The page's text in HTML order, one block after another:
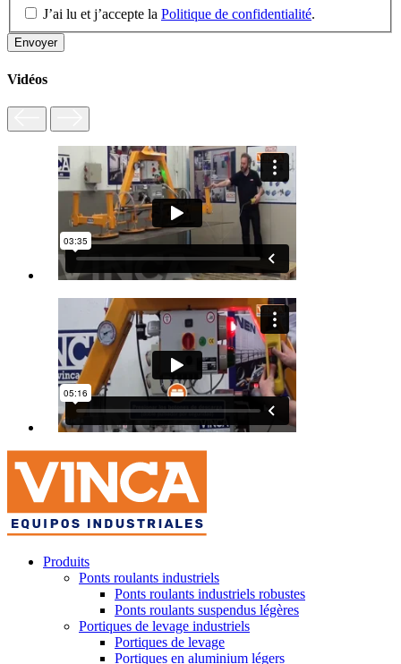
J’ai lu et j’accepte la Politique de confidentialité.
Vidéos
Produits
Ponts roulants industriels
Ponts roulants industriels robustes
Ponts roulants suspendus légères
Portiques de levage industriels
Portiques de levage
Portiques en aluminium légers